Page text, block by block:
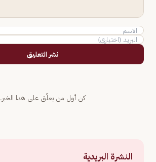
نشر التعليق
كن أول من يعلّق على هذا الخبر.
النشرة البريدية